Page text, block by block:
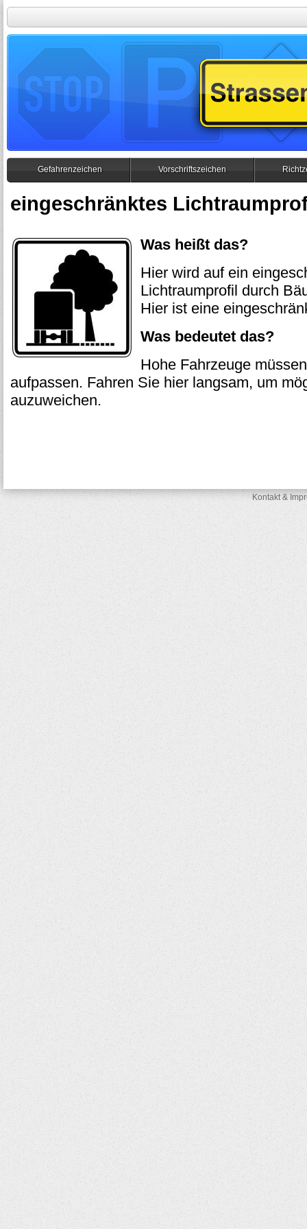
Gefahrenzeichen Vorschriftszeichen
eingeschränktes
Was heißt das?
Hier wird auf ein
Lichtraumprofil durch
Hier ist eine
Was bedeutet das?
Hohe Fahrzeuge
aufpassen. Fahren Sie hier langsam, um
auzuweichen.
Kontakt &